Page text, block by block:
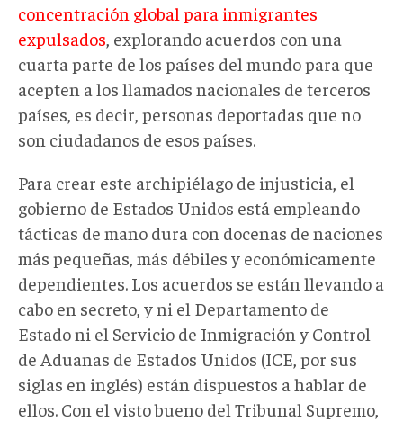
concentración global para inmigrantes
expulsados , explorando acuerdos con una
cuarta parte de los países del mundo para que
acepten a los llamados nacionales de terceros
países, es decir, personas deportadas que no
son ciudadanos de esos países.
Para crear este archipiélago de injusticia, el
gobierno de Estados Unidos está empleando
tácticas de mano dura con docenas de naciones
más pequeñas, más débiles y económicamente
dependientes. Los acuerdos se están llevando a
cabo en secreto, y ni el Departamento de
Estado ni el Servicio de Inmigración y Control
de Aduanas de Estados Unidos (ICE, por sus
siglas en inglés) están dispuestos a hablar de
ellos. Con el visto bueno del Tribunal Supremo,